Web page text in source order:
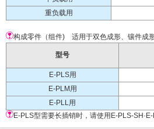
重负载用
构成零件（组件) 适用于双色成形、镶件成
型号
E-PLS用
E-PLM用
E-PLL用
E-PLS型需要长插销时，请使用E-PLS-